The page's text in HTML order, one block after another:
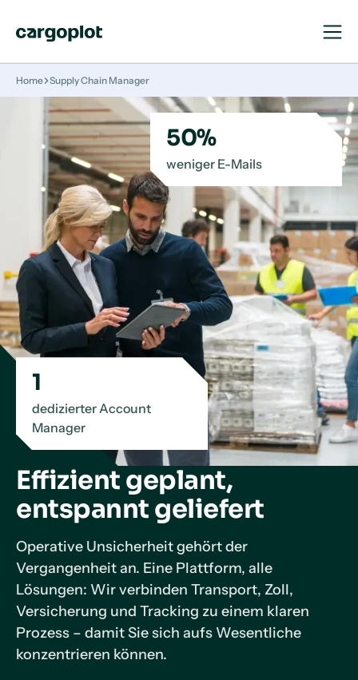
öffnen
Home Supply Chain Manager
Effizient geplant,
entspannt geliefert
Operative Unsicherheit gehört der
Vergangenheit an. Eine Plattform, alle
Lösungen: Wir verbinden Transport, Zoll,
Versicherung und Tracking zu einem klaren
Prozess – damit Sie sich aufs Wesentliche
konzentrieren können.
1
dedizierter Account
Manager
50%
weniger E-Mails